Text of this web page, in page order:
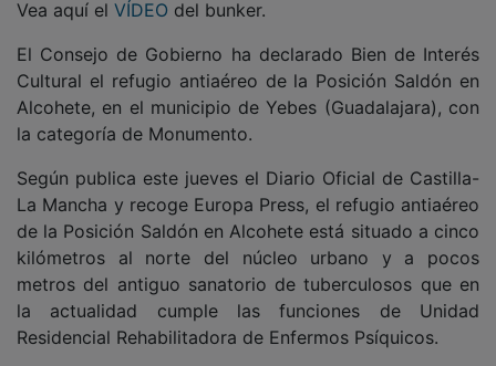
El Consejo de Gobierno ha declarado Bien de Interés
Cultural el refugio antiaéreo de la Posición Saldón en
Alcohete, en el municipio de Yebes (Guadalajara), con
la categoría de Monumento.
Según publica este jueves el Diario Oficial de Castilla-
La Mancha y recoge Europa Press, el refugio antiaéreo
de la Posición Saldón en Alcohete está situado a cinco
kilómetros al norte del núcleo urbano y a pocos
metros del antiguo sanatorio de tuberculosos que en
la actualidad cumple las funciones de Unidad
Residencial Rehabilitadora de Enfermos Psíquicos.